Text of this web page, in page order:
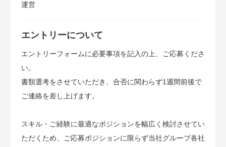
運営
エントリーについて
エントリーフォームに必要事項を記入の上、ご応募くださ
い。
書類選考をさせていただき、合否に関わらず1週間前後で
ご連絡を差し上げます。
スキル・ご経験に最適なポジションを幅広く検討させてい
ただくため、ご応募ポジションに限らず当社グループ各社